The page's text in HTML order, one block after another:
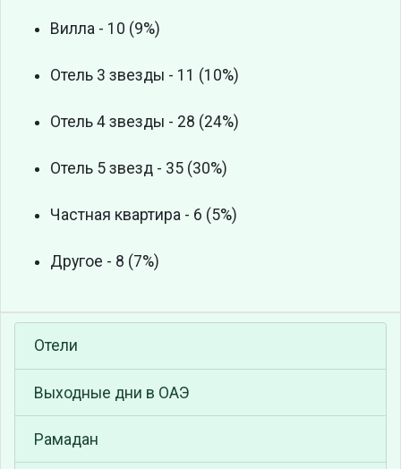
Вилла - 10 (9%)
Отель 3 звезды - 11 (10%)
Отель 4 звезды - 28 (24%)
Отель 5 звезд - 35 (30%)
Частная квартира - 6 (5%)
Другое - 8 (7%)
Отели
Выходные дни в ОАЭ
Рамадан